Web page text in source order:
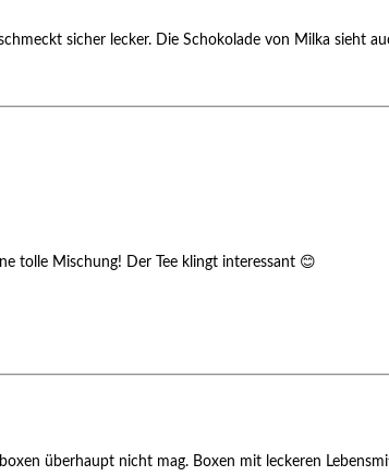
sicher lecker. Die Schokolade von Milka sieht
tolle Mischung! Der Tee klingt interessant 😊
überhaupt nicht mag. Boxen mit leckeren